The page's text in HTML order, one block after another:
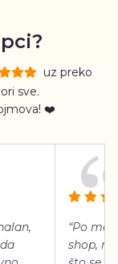
uz preko
sve.
❤️
“Po
shop,